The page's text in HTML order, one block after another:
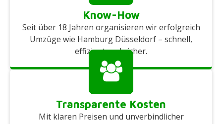
Know-How
Seit über 18 Jahren organisieren wir erfolgreich
Umzüge wie Hamburg Düsseldorf – schnell,
effizient und sicher.
Transparente Kosten
Mit klaren Preisen und unverbindlicher